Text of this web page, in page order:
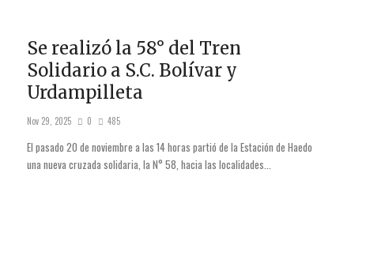
Se realizó la 58° del Tren
Solidario a S.C. Bolívar y
Urdampilleta
Nov 29, 2025 0 485
El pasado 20 de noviembre a las 14 horas partió de la Estación de Haedo
una nueva cruzada solidaria, la N° 58, hacia las localidades...